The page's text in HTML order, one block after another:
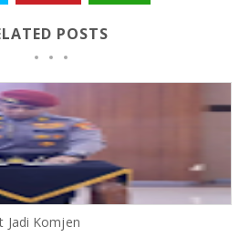
POSTS
Jadi Komjen